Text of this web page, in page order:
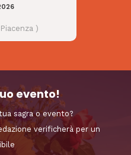
Piacenza)
evento!
sagra o evento?
verificherà per un